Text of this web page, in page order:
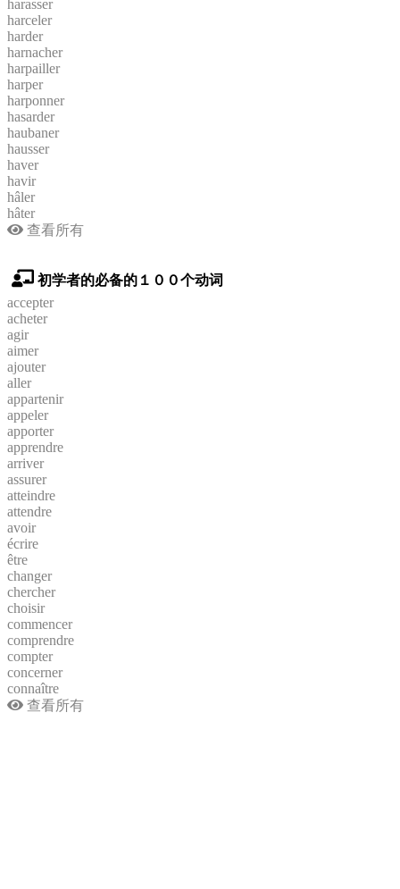
harasser
harceler
harder
harnacher
harpailler
harper
harponner
hasarder
haubaner
hausser
haver
havir
hâler
hâter
查看所有
初学者的必备的１００个动词
accepter
acheter
agir
aimer
ajouter
aller
appartenir
appeler
apporter
apprendre
arriver
assurer
atteindre
attendre
avoir
écrire
être
changer
chercher
choisir
commencer
comprendre
compter
concerner
connaître
查看所有